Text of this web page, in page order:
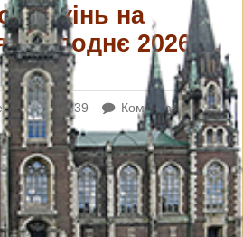
на
Господнє 2026 р.
1639
Коментарі: 0
5 січня